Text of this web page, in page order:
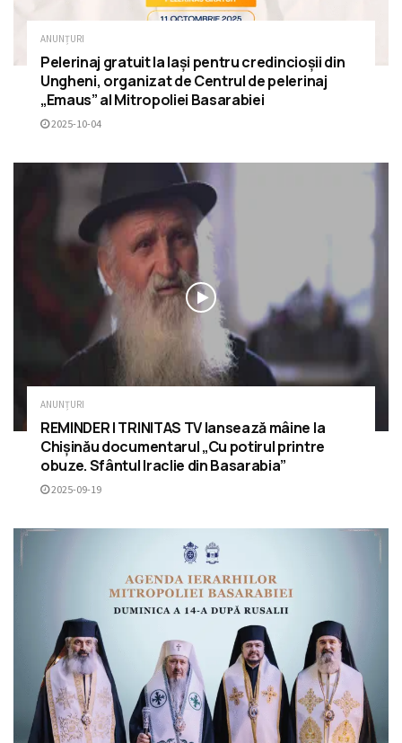
ANUNȚURI
Pelerinaj gratuit la Iași pentru credincioșii din
Ungheni, organizat de Centrul de pelerinaj
„Emaus” al Mitropoliei Basarabiei
2025-10-04
ANUNȚURI
REMINDER | TRINITAS TV lansează mâine la
Chișinău documentarul „Cu potirul printre
obuze. Sfântul Iraclie din Basarabia”
2025-09-19